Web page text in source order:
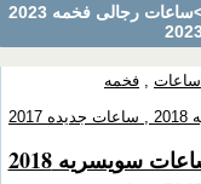
>ساعات رجالى فخمه 2023
ساعات
فخمه